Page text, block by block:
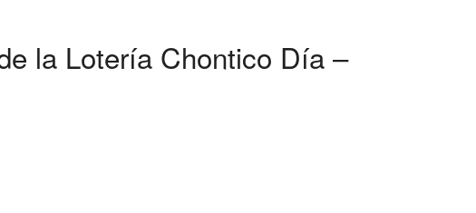
la Lotería Chontico Día –